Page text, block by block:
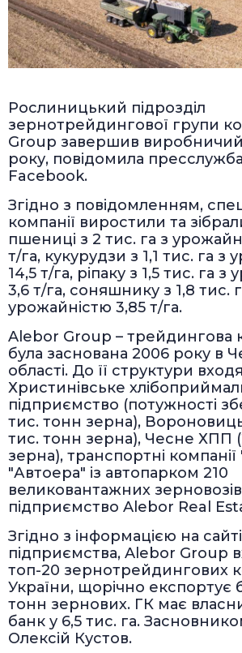
Рослиницький підрозділ
зернотрейдингової групи
Group завершив
року, повідомила
Facebook.
Згідно з повідомленням,
компанії виростили та
пшениці з 2 тис. га з
т/га, кукурудзи з 1,1 тис. га з
14,5 т/га, ріпаку з 1,5 тис. га з
3,6 т/га, соняшнику з 1,8 тис.
урожайністю 3,85 т/га.
Alebor Group – трейдингова
була заснована 2006 року в
області. До її структури
Христинівське
підприємство (потужності
тис. тонн зерна),
тис. тонн зерна), Чесне ХПП
зерна), транспортні
"Автоера" із автопарком 210
великовантажних
підприємство Alebor Real
Згідно з інформацією на сайті
підприємства, Alebor Group
топ-20 зернотрейдингових
України, щорічно експортує
тонн зернових. ГК має
банк у 6,5 тис. га.
Олексій Кустов.